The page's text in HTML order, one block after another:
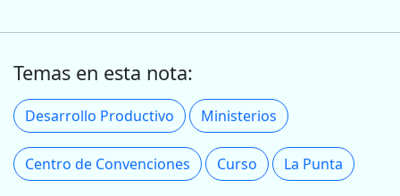
Temas en esta nota:
Desarrollo Productivo Ministerios
Centro de Convenciones Curso La Punta